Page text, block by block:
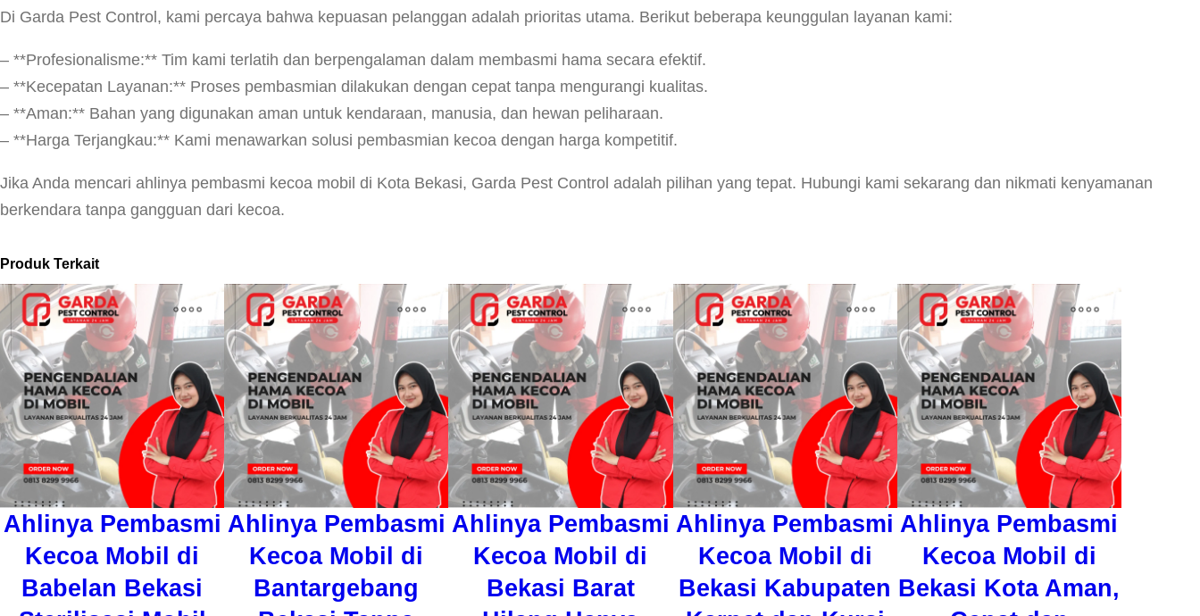
Di Garda Pest Control, kami percaya bahwa kepuasan pelanggan adalah prioritas utama. Berikut beberapa keunggulan layanan kami:
– **Profesionalisme:** Tim kami terlatih dan berpengalaman dalam membasmi hama secara efektif.
– **Kecepatan Layanan:** Proses pembasmian dilakukan dengan cepat tanpa mengurangi kualitas.
– **Aman:** Bahan yang digunakan aman untuk kendaraan, manusia, dan hewan peliharaan.
– **Harga Terjangkau:** Kami menawarkan solusi pembasmian kecoa dengan harga kompetitif.
Jika Anda mencari ahlinya pembasmi kecoa mobil di Kota Bekasi, Garda Pest Control adalah pilihan yang tepat. Hubungi kami sekarang dan nikmati kenyamanan
berkendara tanpa gangguan dari kecoa.
Produk Terkait
Ahlinya Pembasmi
Kecoa Mobil di
Babelan Bekasi
Ahlinya Pembasmi
Kecoa Mobil di
Bantargebang
Ahlinya Pembasmi
Kecoa Mobil di
Bekasi Barat
Ahlinya Pembasmi
Kecoa Mobil di
Bekasi Kabupaten
Ahlinya Pembasmi
Kecoa Mobil di
Bekasi Kota Aman,